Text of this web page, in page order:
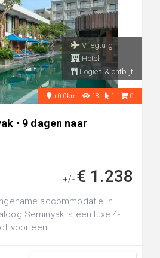
Vliegtuig
Hotel
Logies & ontbijt
+0.0km 18 1 0
• 9 dagen naar
+/- € 1.238
accommodatie in
Seminyak is een luxe 4-
voor een ...